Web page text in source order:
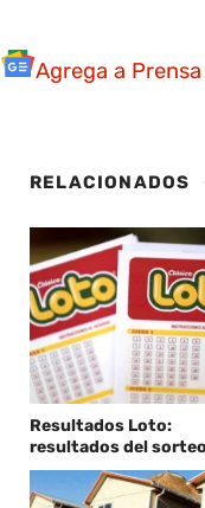
Agrega a
RELACIONADOS
Resultados Loto:
resultados del sorteo